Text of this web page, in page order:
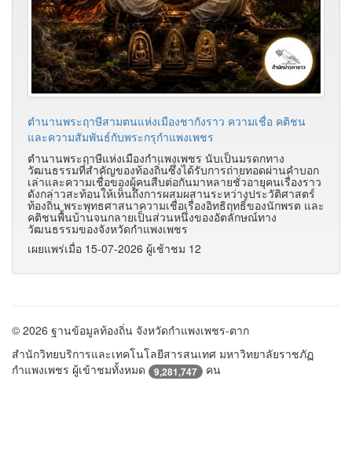
ตำนานพระฤาษีสามตนแห่งเมืองชากังราว ความเชื่อ คติชน
และความสัมพันธ์กับพระกรุกำแพงเพชร
ตำนานพระฤาษีแห่งเมืองกำแพงเพชร นับเป็นมรดกทาง
วัฒนธรรมที่สำคัญของท้องถิ่นซึ่งได้รับการถ่ายทอดผ่านคำบอก
เล่าและความเชื่อของผู้คนสืบต่อกันมาหลายชั่วอายุคนเรื่องราว
ดังกล่าวสะท้อนให้เห็นถึงการผสมผสานระหว่างประวัติศาสตร์
ท้องถิ่น พระพุทธศาสนาความเชื่อเรื่องอิทธิฤทธิ์ของนักพรต และ
คติชนพื้นบ้านจนกลายเป็นส่วนหนึ่งของอัตลักษณ์ทาง
วัฒนธรรมของจังหวัดกำแพงเพชร
เผยแพร่เมื่อ 15-07-2026 ผู้เช้าชม 12
© 2026 ฐานข้อมูลท้องถิ่น จังหวัดกำแพงเพชร-ตาก
สำนักวิทยบริการและเทคโนโลยีสารสนเทศ มหาวิทยาลัยราชภัฏ
กำแพงเพชร ผู้เข้าชมทั้งหมด
9,281,747 คน